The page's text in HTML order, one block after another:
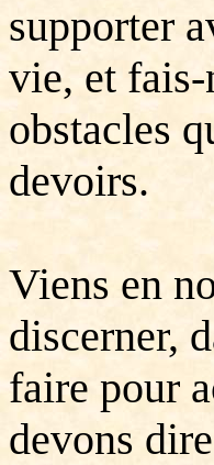
supporter
vie, et fais-
obstacles
devoirs.
Viens en
discerner,
faire pour
devons